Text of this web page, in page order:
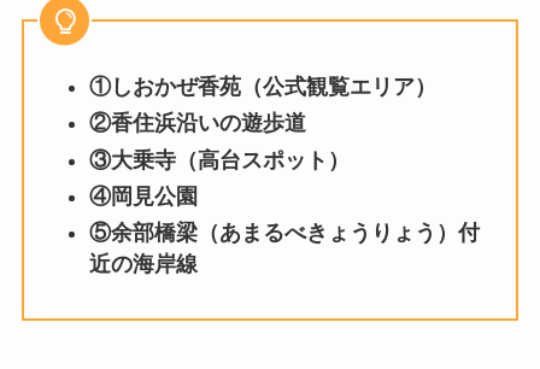
①しおかぜ香苑（公式観覧エリア）
②香住浜沿いの遊歩道
③大乗寺（高台スポット）
④岡見公園
⑤余部橋梁（あまるべきょうりょう）付
近の海岸線